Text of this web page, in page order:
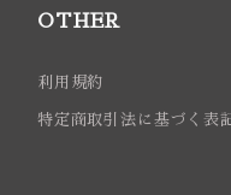
OTHER
利用規約
特定商取引法に基づく表